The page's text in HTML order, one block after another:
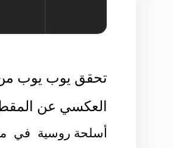
تحقق يوب يوب من
العكسي عن